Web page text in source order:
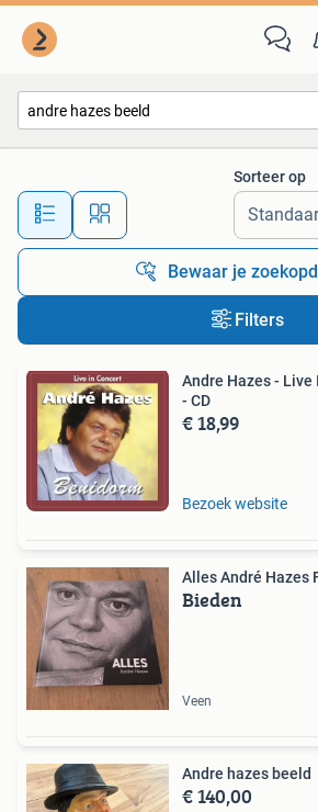
Alle afstanden…
Sorteer op
Bewaar je
Filters
Andre Hazes -
- CD
€ 18,99
Bezoek website
Alles André Hazes
Bieden
Veen
Andre hazes beeld
€ 140,00